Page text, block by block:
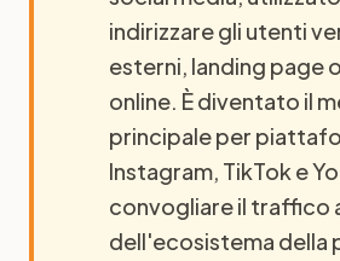
indirizzare gli utenti
esterni, landing page
online. È diventato il
principale per
Instagram, TikTok e
convogliare il traffico
dell'ecosistema della